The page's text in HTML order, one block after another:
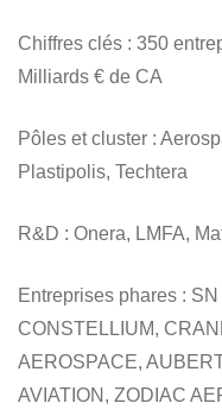
Chiffres clés : 350
Milliards € de CA
Pôles et cluster :
Plastipolis, Techtera
R&D : Onera, LMFA,
Entreprises phares :
CONSTELLIUM,
AEROSPACE,
AVIATION, ZODIAC